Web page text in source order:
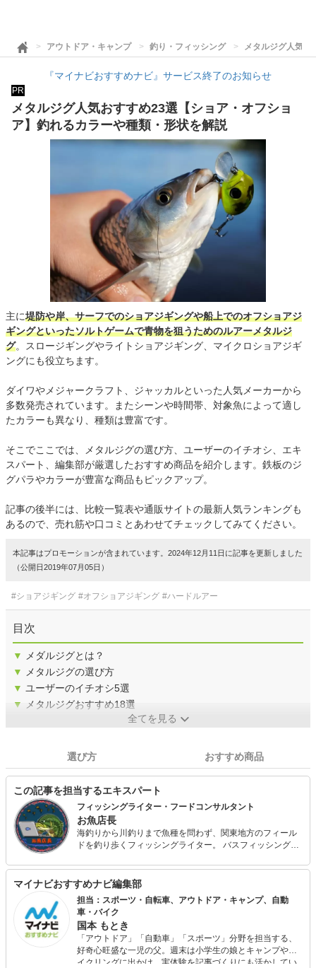
アウトドア・キャンプ 釣り・フィッシング メタルジグ人気お
『マイナビおすすめナビ』サービス終了のお知らせ
PR
メタルジグ人気おすすめ23選【ショア・オフショ
ア】釣れるカラーや種類・形状を解説
主に堤防や岸、サーフでのショアジギングや船上でのオフショアジ
ギングといったソルトゲームで青物を狙うためのルアーメタルジ
グ。スロージギングやライトショアジギング、マイクロショアジギ
ングにも役立ちます。
ダイワやメジャークラフト、ジャッカルといった人気メーカーから
多数発売されています。またシーンや時間帯、対象魚によって適し
たカラーも異なり、種類は豊富です。
そこでここでは、メタルジグの選び方、ユーザーのイチオシ、エキ
スパート、編集部が厳選したおすすめ商品を紹介します。鉄板のジ
グパラやカラーが豊富な商品もピックアップ。
記事の後半には、比較一覧表や通販サイトの最新人気ランキングも
あるので、売れ筋や口コミとあわせてチェックしてみてください。
本記事はプロモーションが含まれています。2024年12月11日に記事を更新しました
（公開日2019年07月05日）
#ショアジギング #オフショアジギング #ハードルアー
目次
▼
メダルジグとは？
▼
メタルジグの選び方
▼ ユーザーのイチオシ5選
▼
メタルジグおすすめ18選
全てを見る
選び方 おすすめ商品
この記事を担当するエキスパート
フィッシングライター・フードコンサルタント
お魚店長
海釣りから川釣りまで魚種を問わず、関東地方のフィール
ドを釣り歩くフィッシングライター。 バスフィッシングの
様々な釣りメディアでの掲載記事多数。 本業の食品小売店
副店長職を兼任しながら、取材を通した多ジャンルの体験
記事・アイテム紹介など1次情報を発信中。
マイナビおすすめナビ編集部
担当：スポーツ・自転車、アウトドア・キャンプ、自動
車・バイク
国本 もとき
「アウトドア」「自動車」「スポーツ」分野を担当する、
好奇心旺盛な一児の父。週末は小学生の娘とキャンプやサ
イクリングに出かけ、実体験を記事づくりにも活かしてい